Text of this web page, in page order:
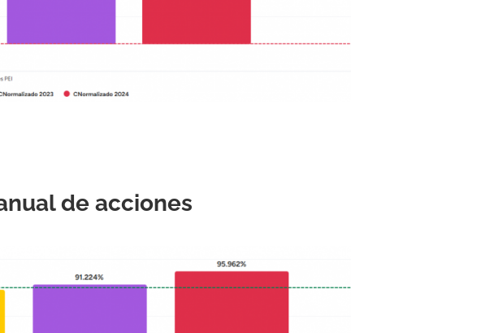
de acciones